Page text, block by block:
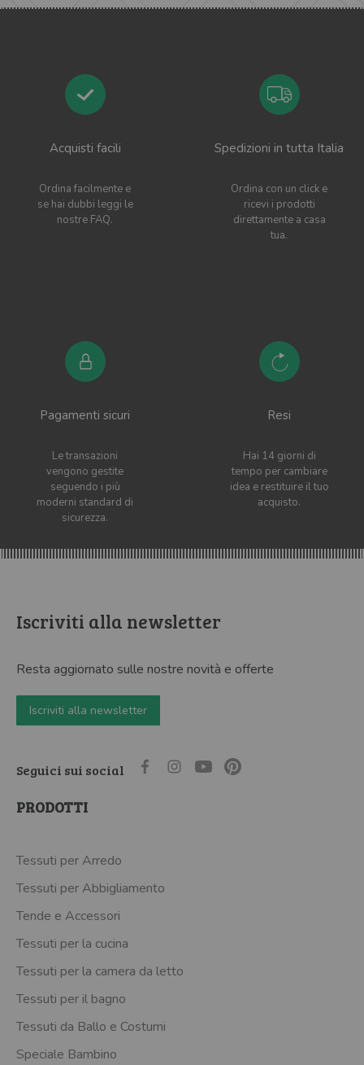
Acquisti facili
Ordina facilmente e
se hai dubbi leggi le
nostre FAQ.
Spedizioni in tutta Italia
Ordina con un click e
ricevi i prodotti
direttamente a casa
tua.
Pagamenti sicuri
Le transazioni
vengono gestite
seguendo i più
moderni standard di
sicurezza.
Resi
Hai 14 giorni di
tempo per cambiare
idea e restituire il tuo
acquisto.
Iscriviti alla newsletter
Resta aggiornato sulle nostre novità e offerte
Iscriviti alla newsletter
Seguici sui social
PRODOTTI
Tessuti per Arredo
Tessuti per Abbigliamento
Tende e Accessori
Tessuti per la cucina
Tessuti per la camera da letto
Tessuti per il bagno
Tessuti da Ballo e Costumi
Speciale Bambino